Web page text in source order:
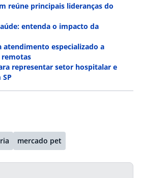
reúne principais lideranças do
entenda o impacto da
atendimento especializado a
remotas
representar setor hospitalar e
mercado pet